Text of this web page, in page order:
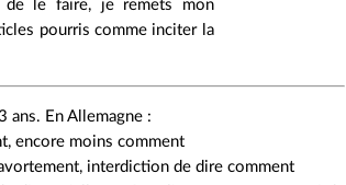
de le faire, je remets mon
pourris comme inciter la
ans. En Allemagne :
encore moins comment
interdiction de dire comment